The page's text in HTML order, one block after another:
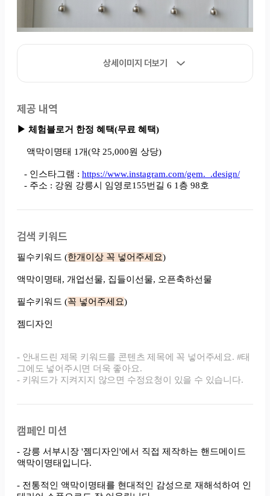
상세이미지 더보기
제공 내역
검색 키워드
캠페인 미션